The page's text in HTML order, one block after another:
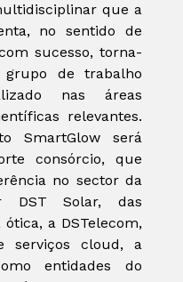
que a
no sentido de
sucesso, torna-
de trabalho
nas áreas
relevantes.
SmartGlow será
consórcio, que
no sector da
DST Solar, das
a DSTelecom,
serviços cloud, a
entidades do